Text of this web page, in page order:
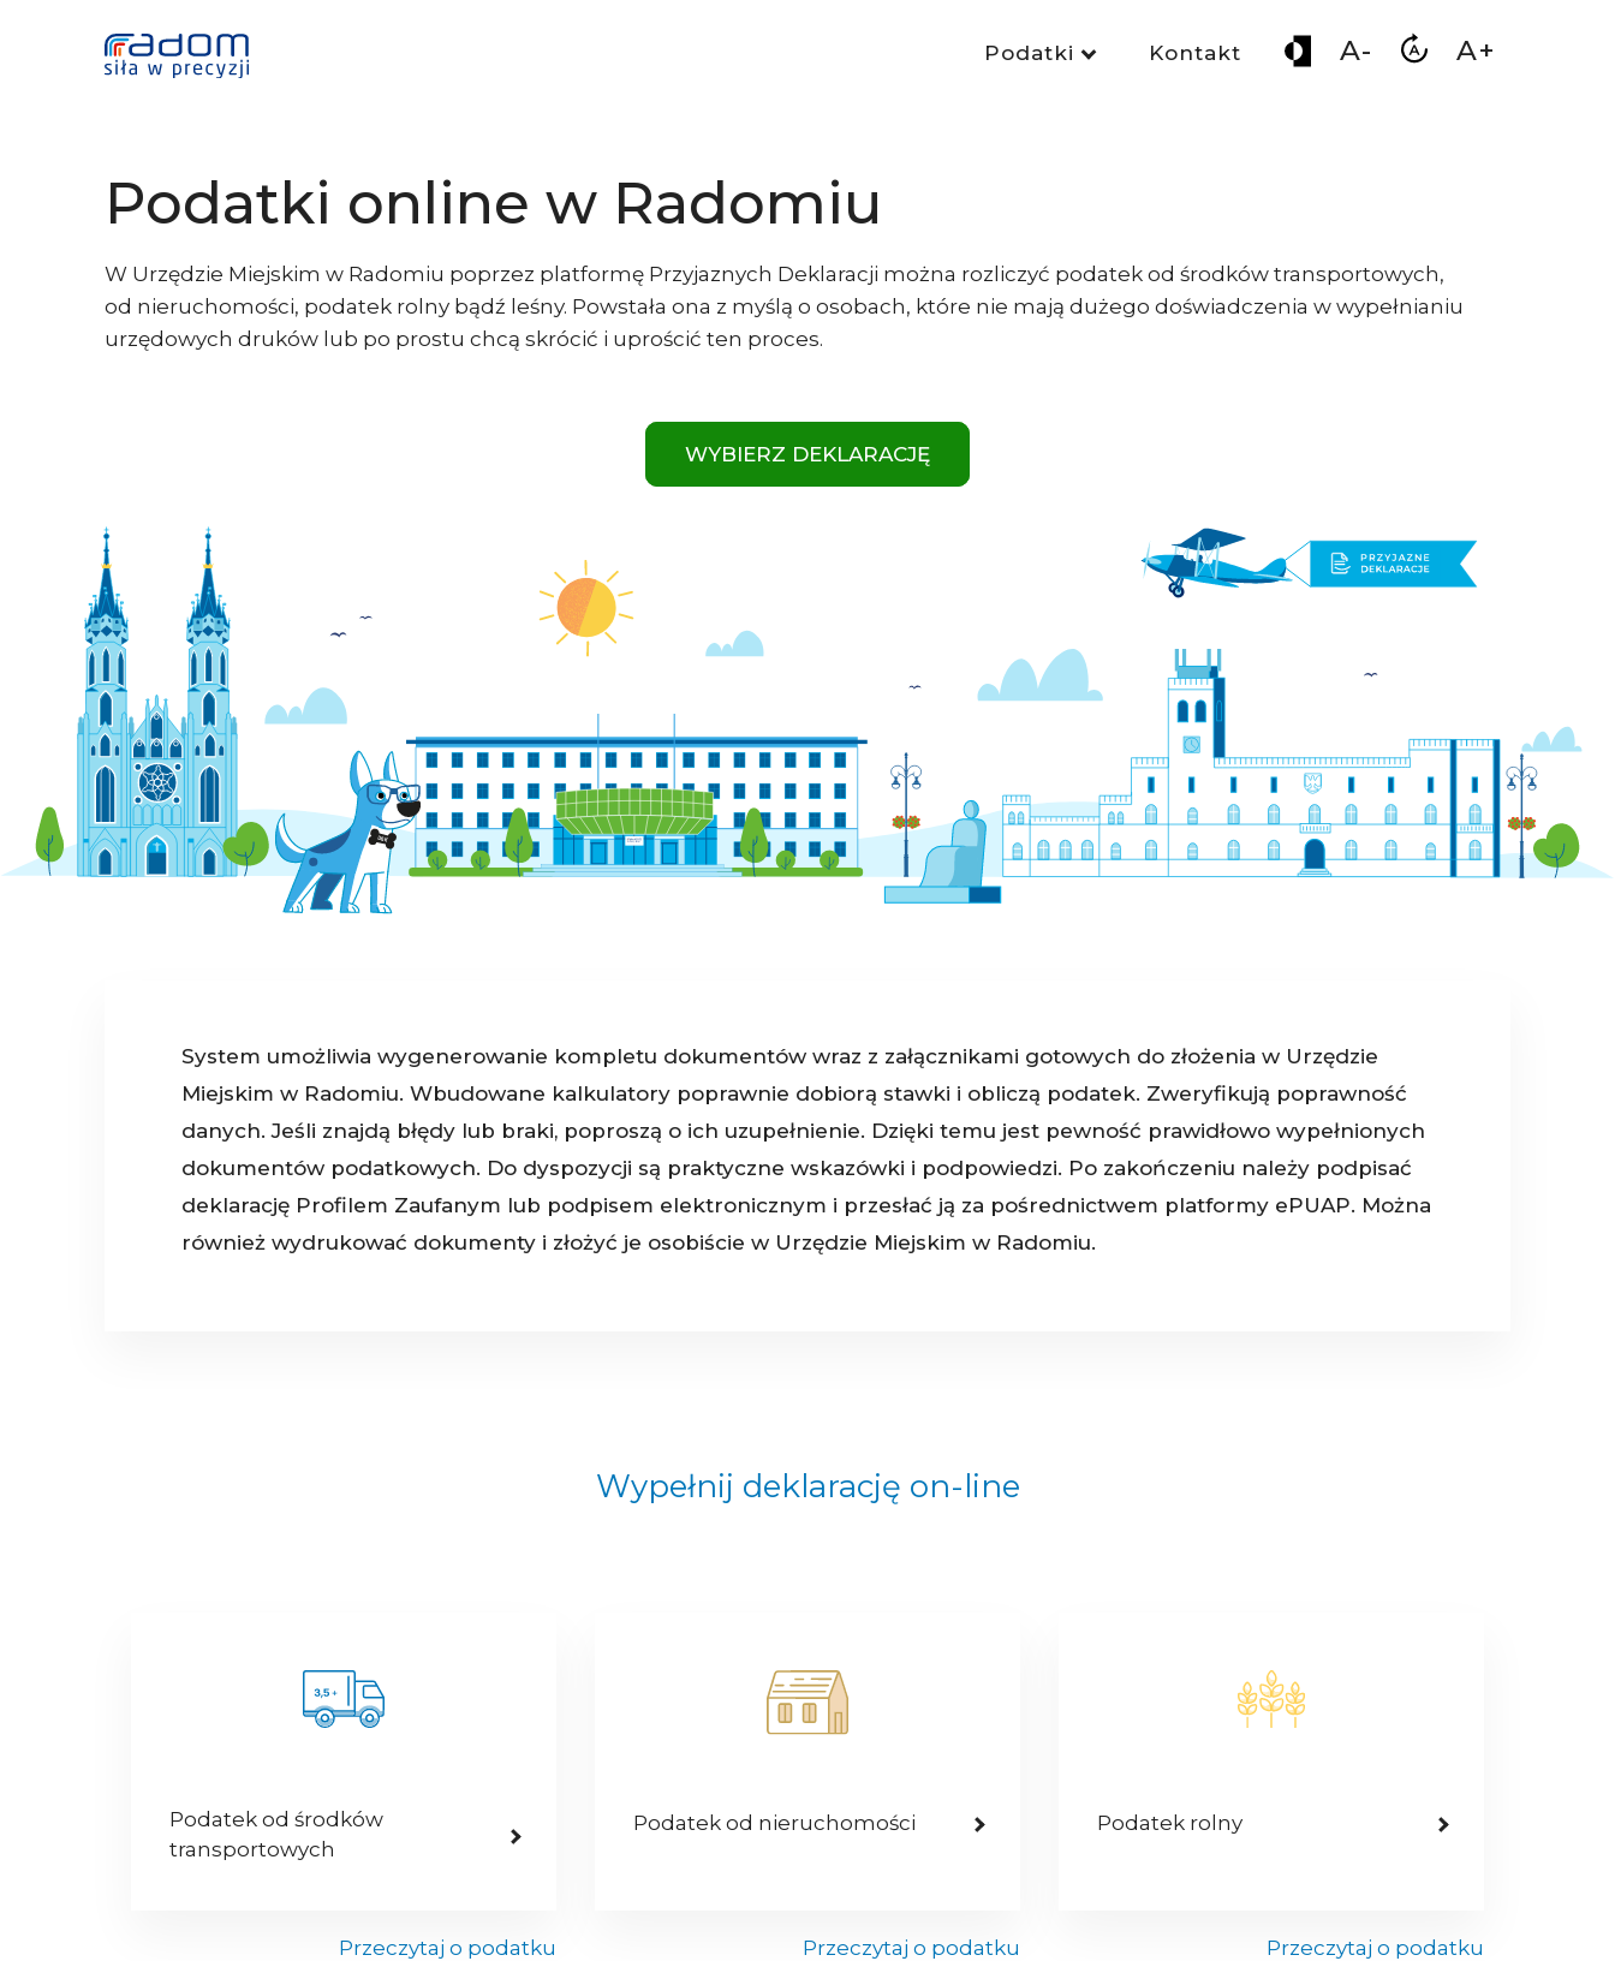
Podatki Kontakt A- A+
Podatki online w Radomiu
W Urzędzie Miejskim w Radomiu poprzez platformę Przyjaznych Deklaracji można rozliczyć podatek od środków transportowych,
od nieruchomości, podatek rolny bądź leśny. Powstała ona z myślą o osobach, które nie mają dużego doświadczenia w wypełnianiu
urzędowych druków lub po prostu chcą skrócić i uprościć ten proces.
WYBIERZ DEKLARACJĘ
System umożliwia wygenerowanie kompletu dokumentów wraz z załącznikami gotowych do złożenia w Urzędzie
Miejskim w Radomiu. Wbudowane kalkulatory poprawnie dobiorą stawki i obliczą podatek. Zweryfikują poprawność
danych. Jeśli znajdą błędy lub braki, poproszą o ich uzupełnienie. Dzięki temu jest pewność prawidłowo wypełnionych
dokumentów podatkowych. Do dyspozycji są praktyczne wskazówki i podpowiedzi. Po zakończeniu należy podpisać
deklarację Profilem Zaufanym lub podpisem elektronicznym i przesłać ją za pośrednictwem platformy ePUAP. Można
również wydrukować dokumenty i złożyć je osobiście w Urzędzie Miejskim w Radomiu.
Wypełnij deklarację on-line
Podatek od środków
transportowych
Przeczytaj o podatku
Podatek od nieruchomości
Przeczytaj o podatku
Podatek rolny
Przeczytaj o podatku